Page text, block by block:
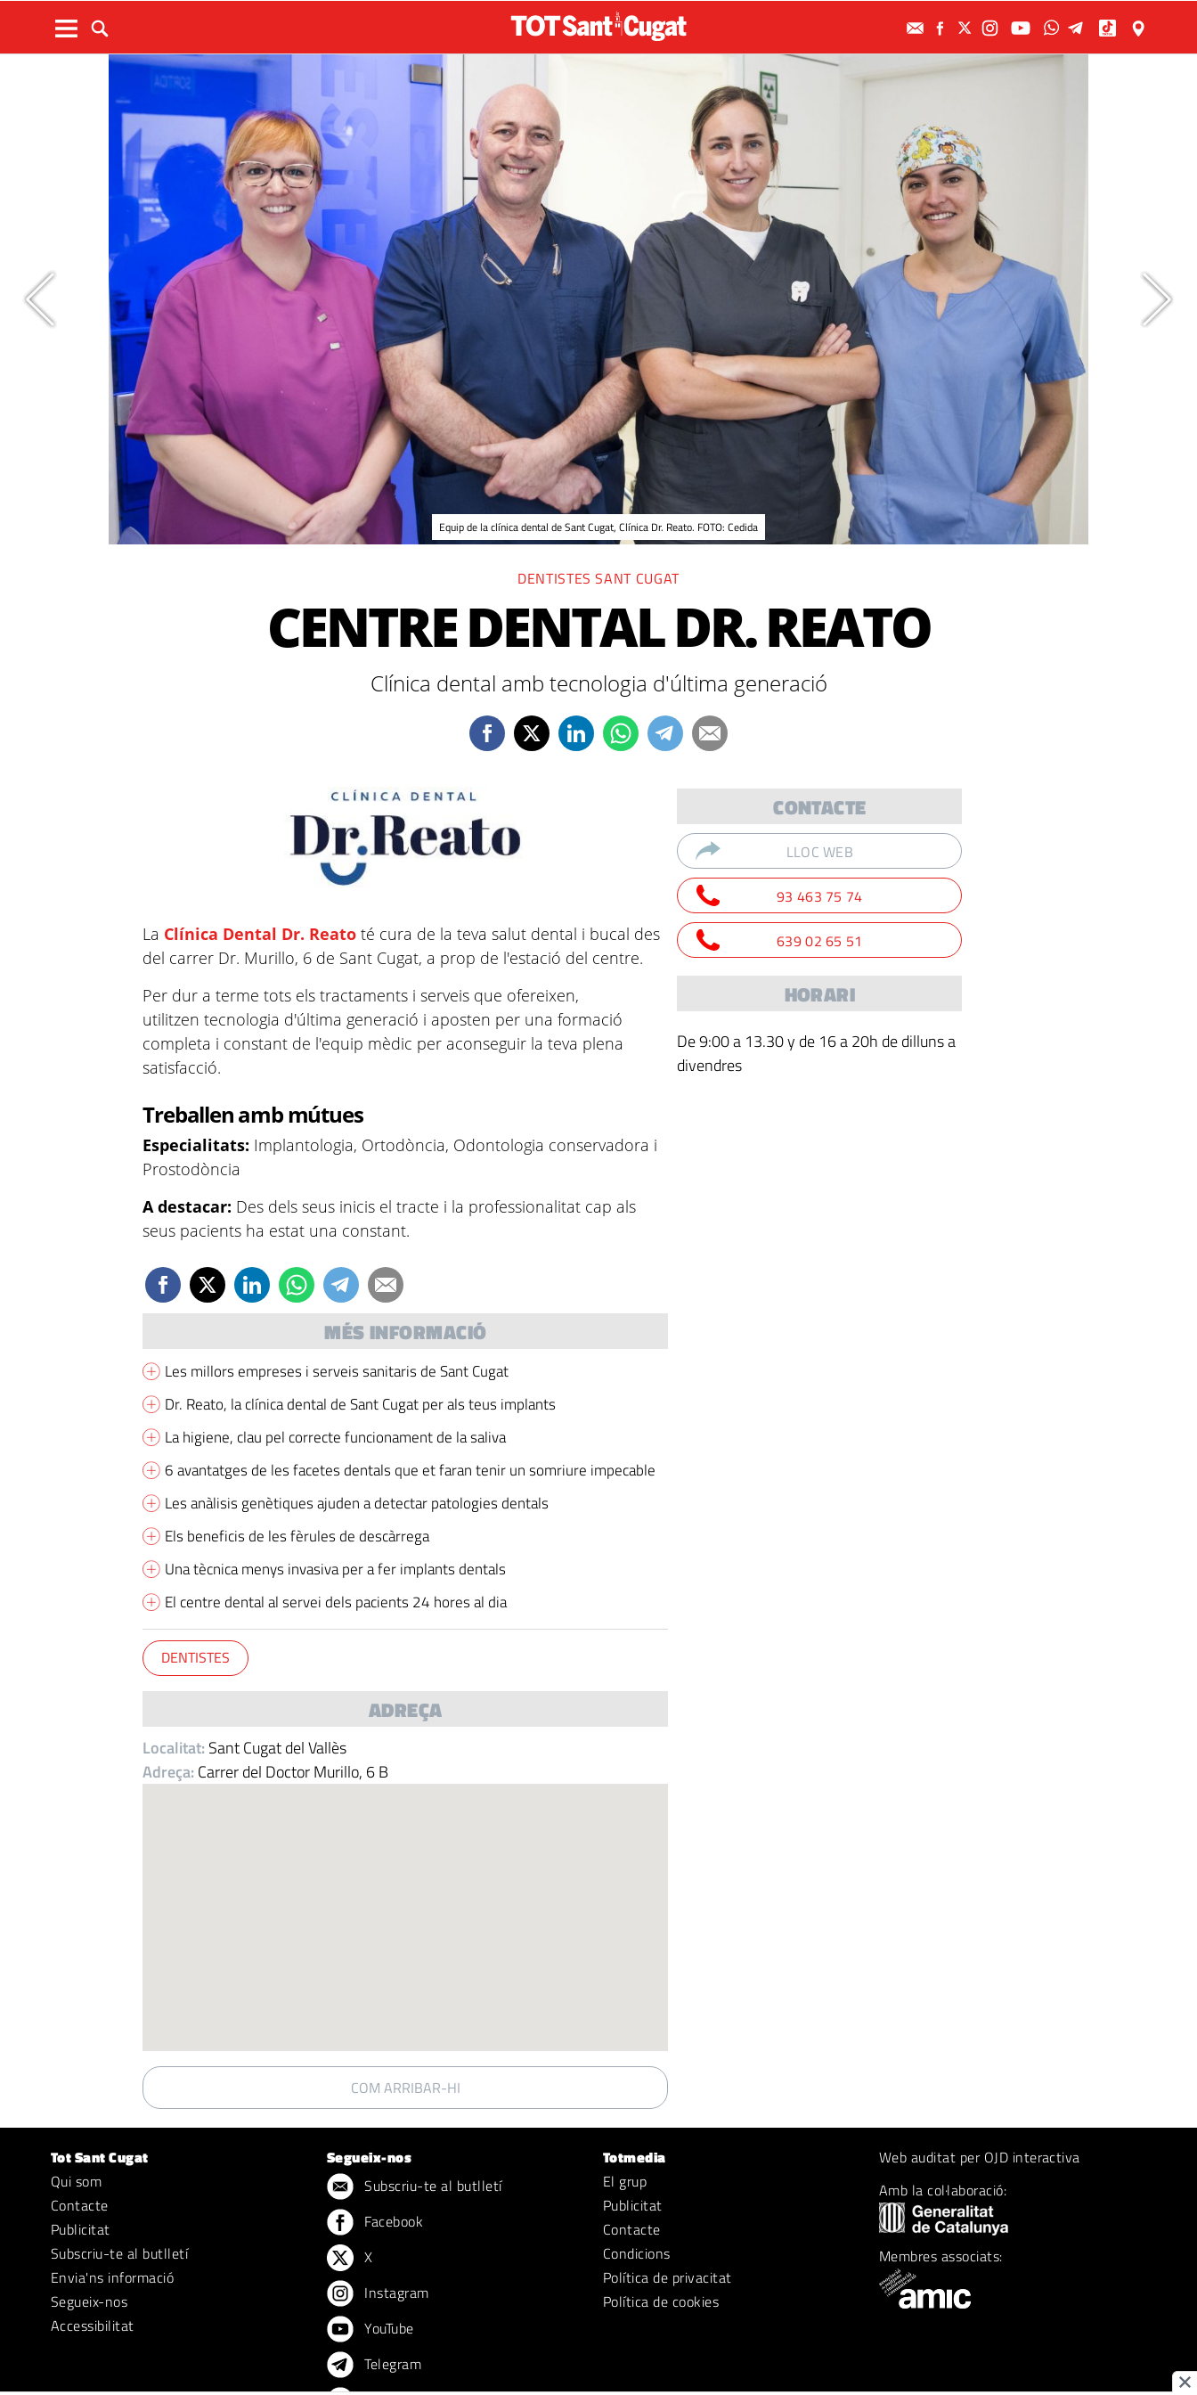
Equip de la clínica dental de Sant Cugat, Clínica Dr. Reato. FOTO: Cedida
DENTISTES SANT CUGAT
CENTRE DENTAL DR. REATO
Clínica dental amb tecnologia d'última generació
La Clínica Dental Dr. Reato té cura de la teva salut dental i bucal des
del carrer Dr. Murillo, 6 de Sant Cugat, a prop de l'estació del centre.
Per dur a terme tots els tractaments i serveis que ofereixen,
utilitzen tecnologia d'última generació i aposten per una formació
completa i constant de l'equip mèdic per aconseguir la teva plena
satisfacció.
Treballen amb mútues
Especialitats: Implantologia, Ortodòncia, Odontologia conservadora i
Prostodòncia
A destacar: Des dels seus inicis el tracte i la professionalitat cap als
seus pacients ha estat una constant.
MÉS INFORMACIÓ
Les millors empreses i serveis sanitaris de Sant Cugat
Dr. Reato, la clínica dental de Sant Cugat per als teus implants
La higiene, clau pel correcte funcionament de la saliva
6 avantatges de les facetes dentals que et faran tenir un somriure impecable
Les anàlisis genètiques ajuden a detectar patologies dentals
Els beneficis de les fèrules de descàrrega
Una tècnica menys invasiva per a fer implants dentals
El centre dental al servei dels pacients 24 hores al dia
DENTISTES
ADREÇA
Localitat: Sant Cugat del Vallès
Adreça: Carrer del Doctor Murillo, 6 B
COM ARRIBAR-HI
CONTACTE
LLOC WEB
93 463 75 74
639 02 65 51
HORARI
De 9:00 a 13.30 y de 16 a 20h de dilluns a
divendres
Tot Sant Cugat
Qui som
Contacte
Publicitat
Subscriu-te al butlletí
Envia'ns informació
Segueix-nos
Accessibilitat
Segueix-nos
Subscriu-te al butlletí
Facebook
X
Instagram
YouTube
Telegram
Totmedia
El grup
Publicitat
Contacte
Condicions
Política de privacitat
Política de cookies
Web auditat per OJD interactiva
Amb la col·laboració:
Membres associats: